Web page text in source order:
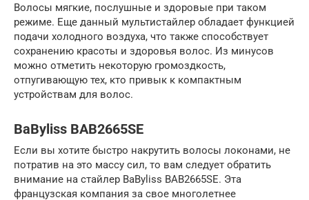
Волосы мягкие, послушные и здоровые при таком
режиме. Еще данный мультистайлер обладает функцией
подачи холодного воздуха, что также способствует
сохранению красоты и здоровья волос. Из минусов
можно отметить некоторую громоздкость,
отпугивающую тех, кто привык к компактным
устройствам для волос.
BaByliss BAB2665SE
Если вы хотите быстро накрутить волосы локонами, не
потратив на это массу сил, то вам следует обратить
внимание на стайлер BaByliss BAB2665SE. Эта
французская компания за свое многолетнее